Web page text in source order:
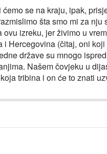
se na kraju, ipak,
šta smo mi za
izreku, jer živimo u
i Hercegovina (čitaj, oni
države su mnogo
Našem čovjeku u
tribina i on će to znati